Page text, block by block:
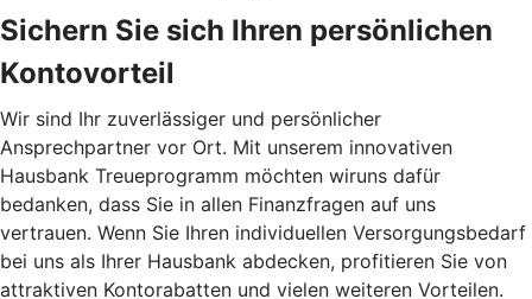
Sichern Sie sich Ihren persönlichen
Kontovorteil
Wir sind Ihr zuverlässiger und persönlicher
Ansprechpartner vor Ort. Mit unserem innovativen
Hausbank Treueprogramm möchten wiruns dafür
bedanken, dass Sie in allen Finanzfragen auf uns
vertrauen. Wenn Sie Ihren individuellen Versorgungsbedarf
bei uns als Ihrer Hausbank abdecken, profitieren Sie von
attraktiven Kontorabatten und vielen weiteren Vorteilen.